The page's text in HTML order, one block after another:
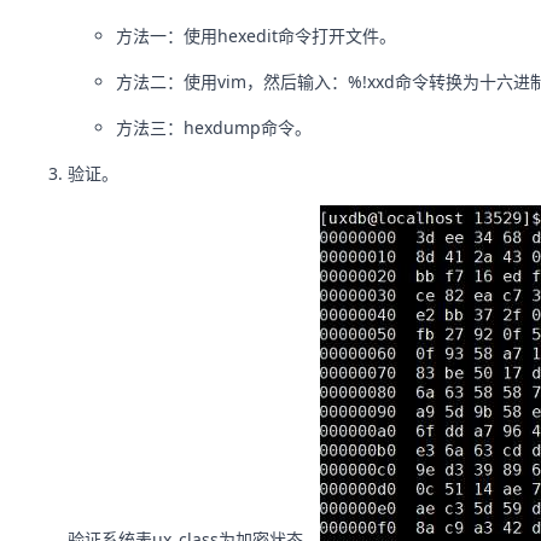
方法一：使用hexedit命令打开文件。
方法二：使用vim，然后输入：%!xxd命令转换为十六进
方法三：hexdump命令。
验证。